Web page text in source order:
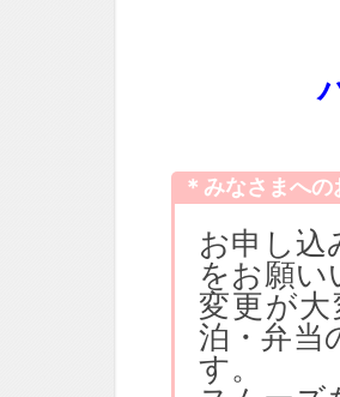
＊みなさまへ
お申し込
をお願い
変更が
泊・弁当
す。